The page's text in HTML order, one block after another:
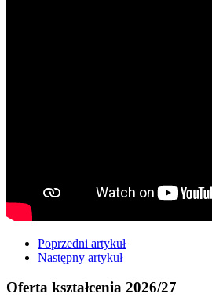
Poprzedni artykuł
Następny artykuł
Oferta kształcenia 2026/27